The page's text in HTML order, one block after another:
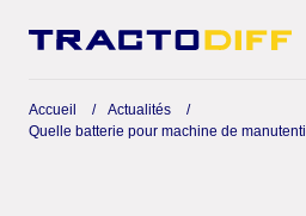
Accueil
Actualités
Quelle batterie pour machine de